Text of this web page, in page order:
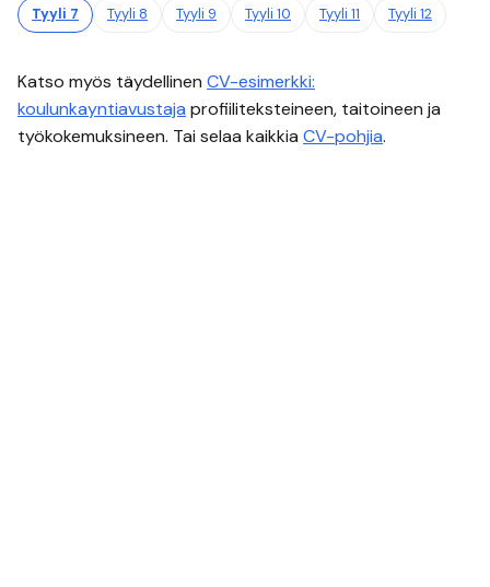
Tyyli 7 Tyyli 8 Tyyli 9 Tyyli 10 Tyyli 11 Tyyli 12
Katso myös täydellinen CV-esimerkki:
koulunkayntiavustaja profiiliteksteineen, taitoineen ja
työkokemuksineen. Tai selaa kaikkia CV-pohjia.